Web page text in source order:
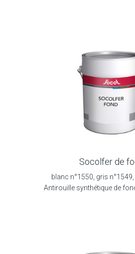
Socolfer de
blanc n°1550, gris
Antirouille synthétique de